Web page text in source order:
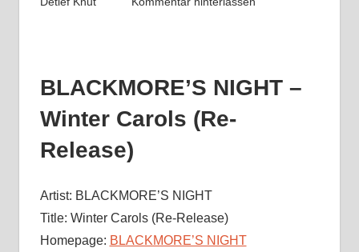
BLACKMORE’S NIGHT –
Winter Carols (Re-
Release)
Artist: BLACKMORE’S NIGHT
Title: Winter Carols (Re-Release)
Homepage: BLACKMORE’S NIGHT